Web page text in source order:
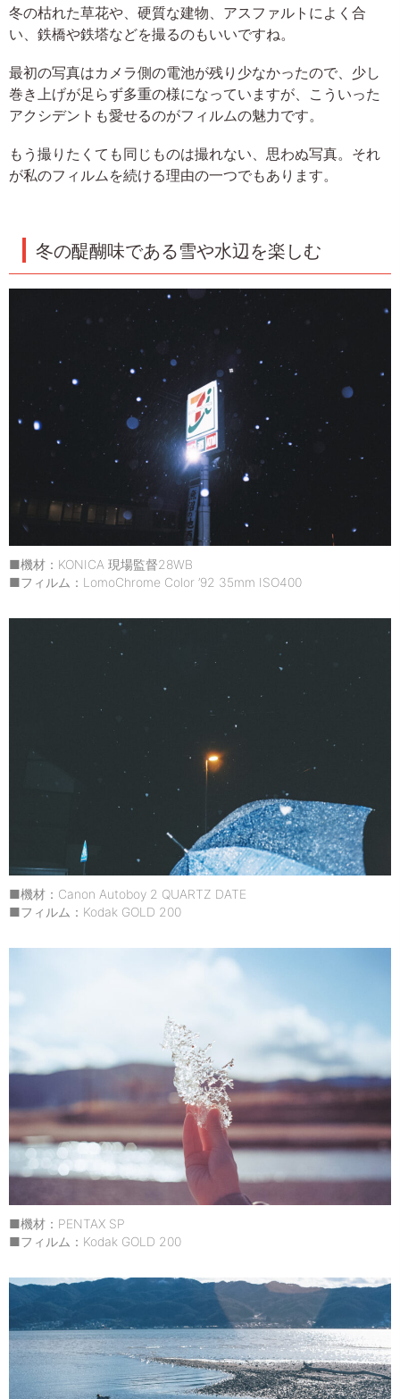
冬の枯れた草花や、硬質な建物、アスファルトによく合
い、鉄橋や鉄塔などを撮るのもいいですね。
最初の写真はカメラ側の電池が残り少なかったので、少し
巻き上げが足らず多重の様になっていますが、こういった
アクシデントも愛せるのがフィルムの魅力です。
もう撮りたくても同じものは撮れない、思わぬ写真。それ
が私のフィルムを続ける理由の一つでもあります。
冬の醍醐味である雪や水辺を楽しむ
■機材：KONICA 現場監督28WB
■フィルム：LomoChrome Color ’92 35mm ISO400
■機材：Canon Autoboy 2 QUARTZ DATE
■フィルム：Kodak GOLD 200
■機材：PENTAX SP
■フィルム：Kodak GOLD 200